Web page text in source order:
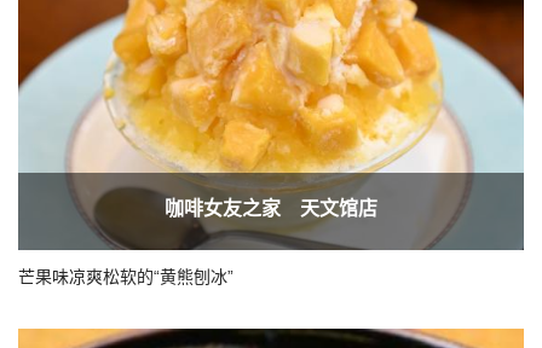
咖啡女友之家 天文馆店
芒果味凉爽松软的“黄熊刨冰”